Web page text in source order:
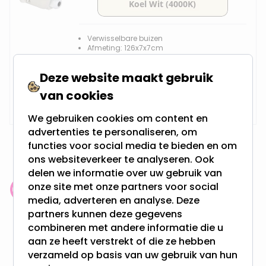
Verwisselbare buizen
Afmeting: 126x7x7cm
Spatwaterdicht
Op voorraad,
Vandaag verzonden
Klantenbeoordeling: 9.4/10
meer dan 100.000 klanten gingen u voor
Gratis verzending + snel geleverd
Vanaf EUR100,- naar NL & BE
Deze website maakt gebruik
van cookies
We gebruiken cookies om content en
advertenties te personaliseren, om
functies voor social media te bieden en om
ons websiteverkeer te analyseren. Ook
delen we informatie over uw gebruik van
onze site met onze partners voor social
media, adverteren en analyse. Deze
partners kunnen deze gegevens
combineren met andere informatie die u
aan ze heeft verstrekt of die ze hebben
verzameld op basis van uw gebruik van hun